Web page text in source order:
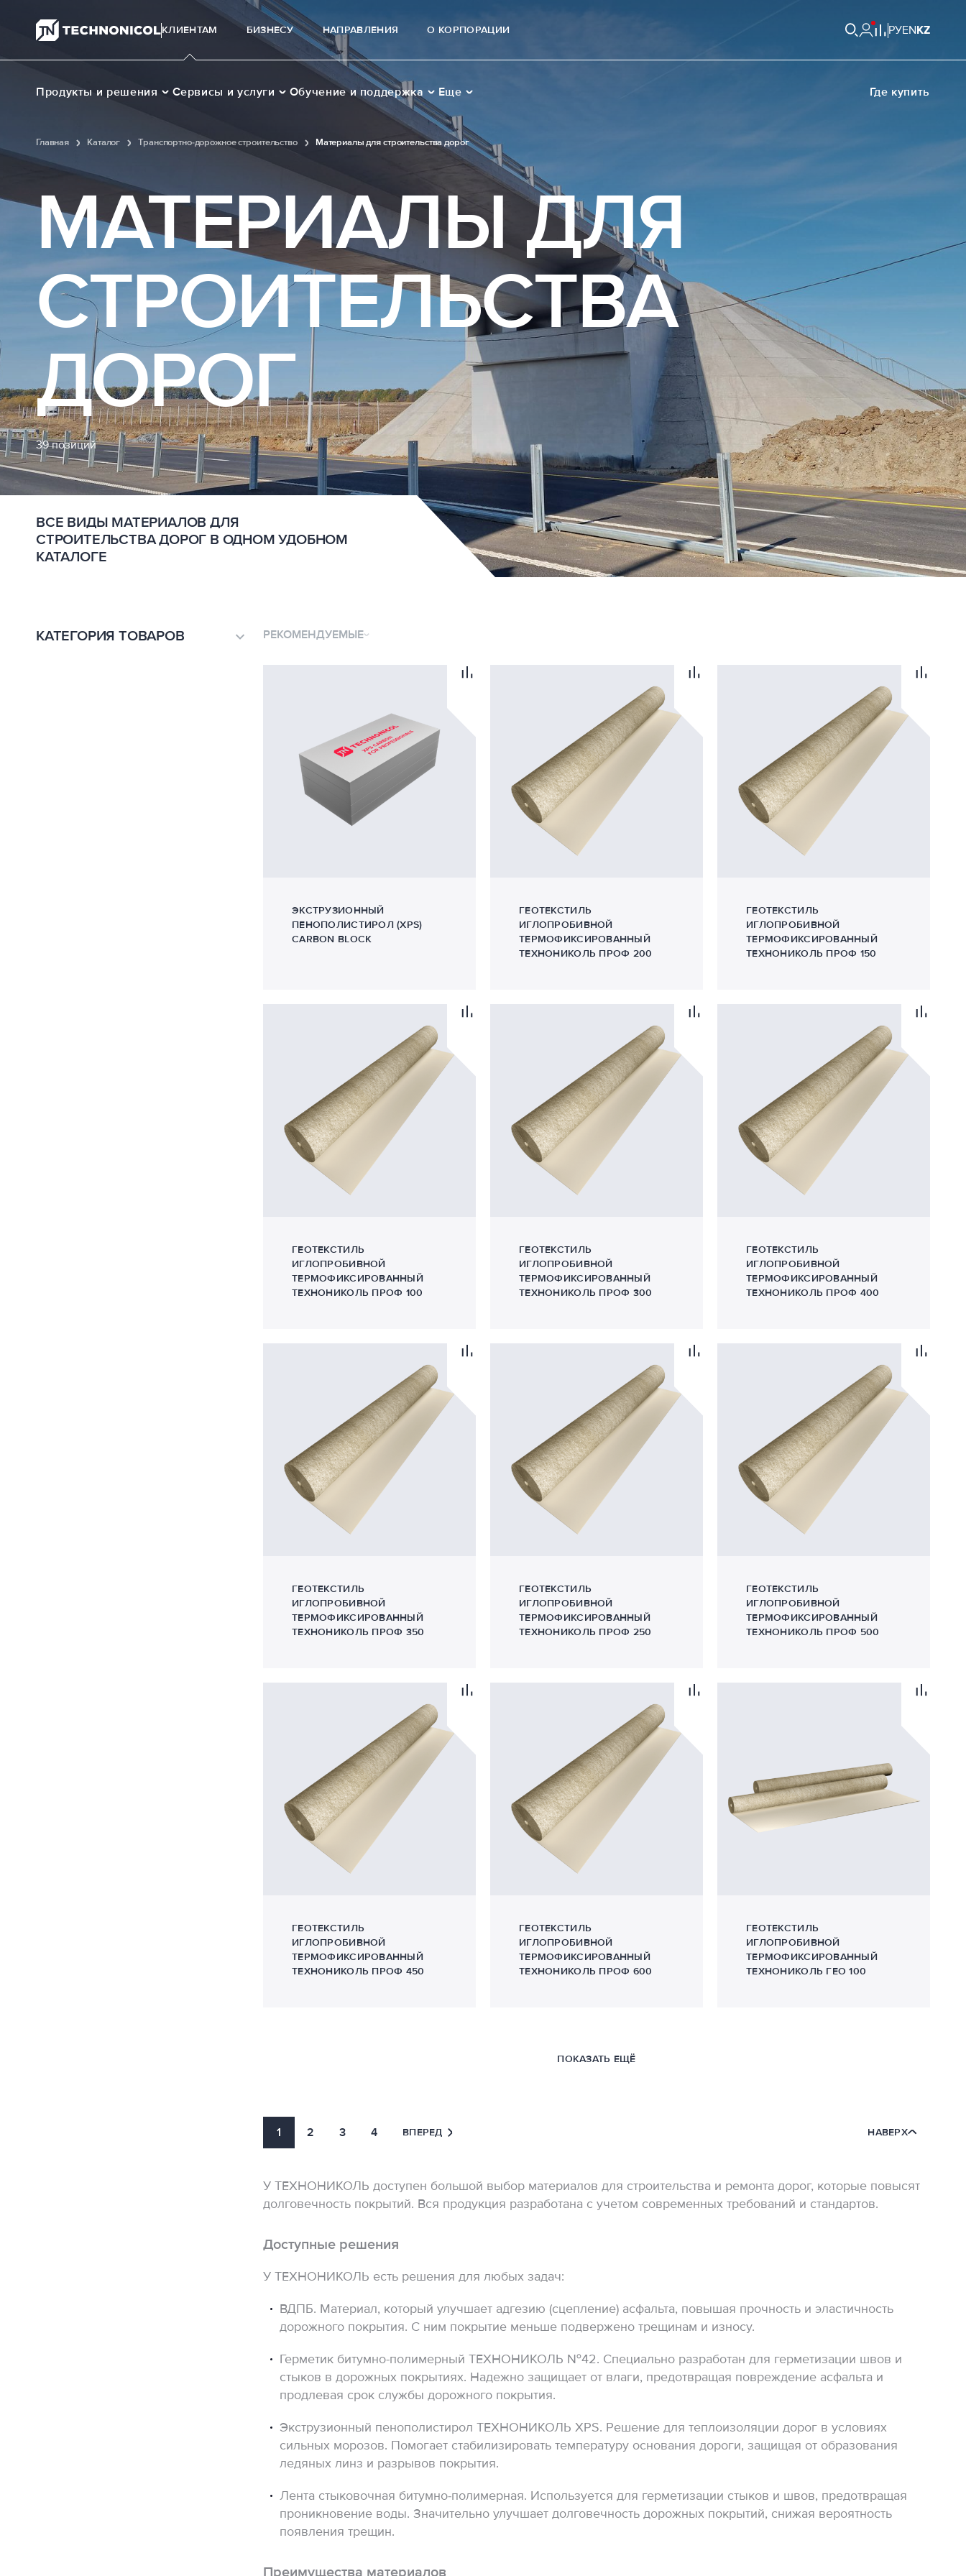
КЛИЕНТАМ БИЗНЕСУ НАПРАВЛЕНИЯ О КОРПОРАЦИИ РУENKZ
Продукты и решения Сервисы и услуги Обучение и поддержка Еще Где купить
Главная Каталог Транспортно-дорожное строительство Материалы для строительства дорог
МАТЕРИАЛЫ ДЛЯ
СТРОИТЕЛЬСТВА
ДОРОГ
39 позиций
ВСЕ ВИДЫ МАТЕРИАЛОВ ДЛЯ
СТРОИТЕЛЬСТВА ДОРОГ В ОДНОМ УДОБНОМ
КАТАЛОГЕ
КАТЕГОРИЯ ТОВАРОВ
Комплектующие для фундаментов с применением БРМ1
4
1
1
2
РЕКОМЕНДУЕМЫЕ
ЭКСТРУЗИОННЫЙ
ПЕНОПОЛИСТИРОЛ (XPS)
CARBON BLOCK
ГЕОТЕКСТИЛЬ
ИГЛОПРОБИВНОЙ
ТЕРМОФИКСИРОВАННЫЙ
ТЕХНОНИКОЛЬ ПРОФ 200
ГЕОТЕКСТИЛЬ
ИГЛОПРОБИВНОЙ
ТЕРМОФИКСИРОВАННЫЙ
ТЕХНОНИКОЛЬ ПРОФ 150
ГЕОТЕКСТИЛЬ
ИГЛОПРОБИВНОЙ
ТЕРМОФИКСИРОВАННЫЙ
ТЕХНОНИКОЛЬ ПРОФ 100
ГЕОТЕКСТИЛЬ
ИГЛОПРОБИВНОЙ
ТЕРМОФИКСИРОВАННЫЙ
ТЕХНОНИКОЛЬ ПРОФ 300
ГЕОТЕКСТИЛЬ
ИГЛОПРОБИВНОЙ
ТЕРМОФИКСИРОВАННЫЙ
ТЕХНОНИКОЛЬ ПРОФ 400
ГЕОТЕКСТИЛЬ
ИГЛОПРОБИВНОЙ
ТЕРМОФИКСИРОВАННЫЙ
ТЕХНОНИКОЛЬ ПРОФ 350
ГЕОТЕКСТИЛЬ
ИГЛОПРОБИВНОЙ
ТЕРМОФИКСИРОВАННЫЙ
ТЕХНОНИКОЛЬ ПРОФ 250
ГЕОТЕКСТИЛЬ
ИГЛОПРОБИВНОЙ
ТЕРМОФИКСИРОВАННЫЙ
ТЕХНОНИКОЛЬ ПРОФ 500
ГЕОТЕКСТИЛЬ
ИГЛОПРОБИВНОЙ
ТЕРМОФИКСИРОВАННЫЙ
ТЕХНОНИКОЛЬ ПРОФ 450
ГЕОТЕКСТИЛЬ
ИГЛОПРОБИВНОЙ
ТЕРМОФИКСИРОВАННЫЙ
ТЕХНОНИКОЛЬ ПРОФ 600
ГЕОТЕКСТИЛЬ
ИГЛОПРОБИВНОЙ
ТЕРМОФИКСИРОВАННЫЙ
ТЕХНОНИКОЛЬ ГЕО 100
ПОКАЗАТЬ ЕЩЁ
1 2 3 4 ВПЕРЕД НАВЕРХ
У ТЕХНОНИКОЛЬ доступен большой выбор материалов для строительства и ремонта дорог, которые повысят
долговечность покрытий. Вся продукция разработана с учетом современных требований и стандартов.
Доступные решения
У ТЕХНОНИКОЛЬ есть решения для любых задач:
ВДПБ. Материал, который улучшает адгезию (сцепление) асфальта, повышая прочность и эластичность
дорожного покрытия. С ним покрытие меньше подвержено трещинам и износу.
Герметик битумно-полимерный ТЕХНОНИКОЛЬ №42. Специально разработан для герметизации швов и
стыков в дорожных покрытиях. Надежно защищает от влаги, предотвращая повреждение асфальта и
продлевая срок службы дорожного покрытия.
Экструзионный пенополистирол ТЕХНОНИКОЛЬ XPS. Решение для теплоизоляции дорог в условиях
сильных морозов. Помогает стабилизировать температуру основания дороги, защищая от образования
ледяных линз и разрывов покрытия.
Лента стыковочная битумно-полимерная. Используется для герметизации стыков и швов, предотвращая
проникновение воды. Значительно улучшает долговечность дорожных покрытий, снижая вероятность
появления трещин.
Преимущества материалов